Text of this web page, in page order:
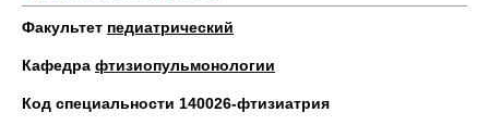
Факультет педиатрический
Кафедра фтизиопульмонологии
Код специальности 140026-фтизиатрия